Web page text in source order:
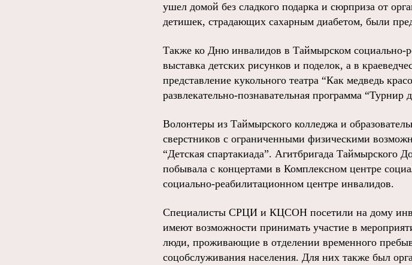
ушел домой без сладкого подарка и сюрприза от
детишек, страдающих сахарным диабетом, были
Также ко Дню инвалидов в Таймырском социально-
выставка детских рисунков и поделок, а в
представление кукольного театра “Как медведь
развлекательно-познавательная программа “Турнир
Волонтеры из Таймырского колледжа и
сверстников с ограниченными физическими
“Детская спартакиада”. Агитбригада Таймырского
побывала с концертами в Комплексном центре
социально-реабилитационном центре инвалидов.
Специалисты СРЦИ и КЦСОН посетили на дому
имеют возможности принимать участие в
люди, проживающие в отделении временного
соцобслуживания населения. Для них также был